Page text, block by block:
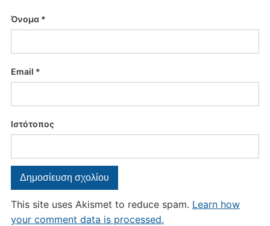
Όνομα *
Email *
Ιστότοπος
This site uses Akismet to reduce spam. Learn how
your comment data is processed.